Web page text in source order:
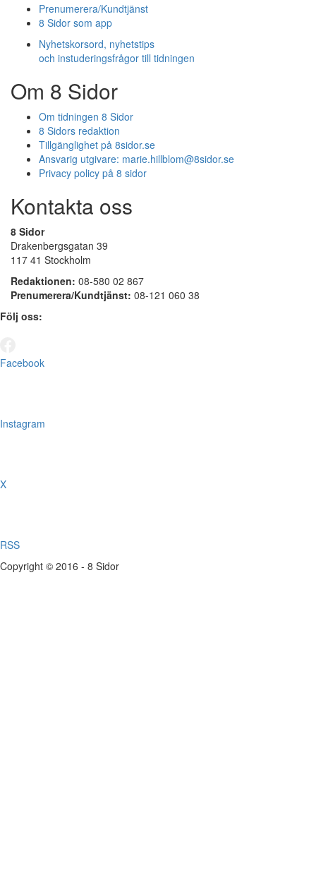
Prenumerera/Kundtjänst
8 Sidor som app
Nyhetskorsord, nyhetstips
och instuderingsfrågor till tidningen
Om 8 Sidor
Om tidningen 8 Sidor
8 Sidors redaktion
Tillgänglighet på 8sidor.se
Ansvarig utgivare: marie.hillblom@8sidor.se
Privacy policy på 8 sidor
Kontakta oss
8 Sidor
Drakenbergsgatan 39
117 41 Stockholm
Redaktionen: 08-580 02 867
Prenumerera/Kundtjänst: 08-121 060 38
Följ oss:
Facebook
Instagram
X
RSS
Copyright © 2016 - 8 Sidor